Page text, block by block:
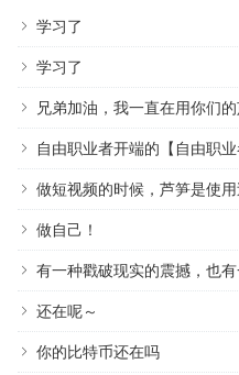
学习了
学习了
兄弟加油，我一直在用你们
自由职业者开端的【自由职业
做短视频的时候，芦笋是使用过提词
做自己！
有一种戳破现实的震撼，也有
还在呢～
你的比特币还在吗